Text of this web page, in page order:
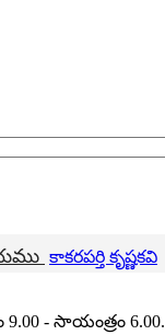
కాకరపర్తి కృష్ణకవి
- సాయంత్రం 6.00.